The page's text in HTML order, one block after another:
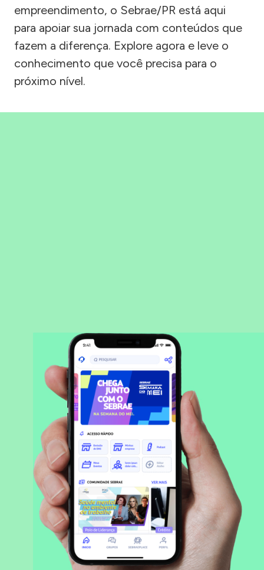
empreendimento, o Sebrae/PR está aqui
para apoiar sua jornada com conteúdos que
fazem a diferença. Explore agora e leve o
conhecimento que você precisa para o
próximo nível.